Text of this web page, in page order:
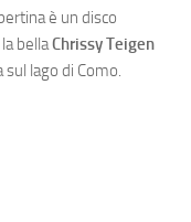
è un disco
bellaChrissy Teigen
lago di Como.